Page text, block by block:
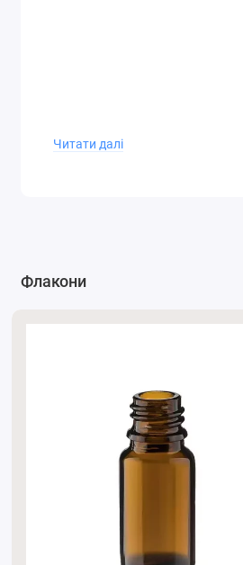
Переваги
Точне дозування:
Зручність використання
Універсальність
Пластик
будь-якого кольору.
За консультацією звертайтесь
Читати далі
Флакони